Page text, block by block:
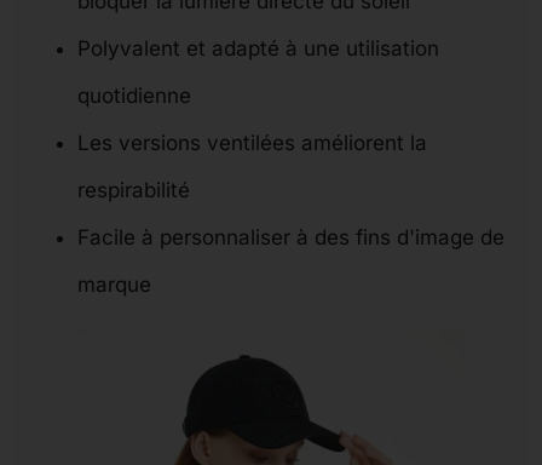
Polyvalent et adapté à une utilisation
quotidienne
Les versions ventilées améliorent la
respirabilité
Facile à personnaliser à des fins d'image de
marque